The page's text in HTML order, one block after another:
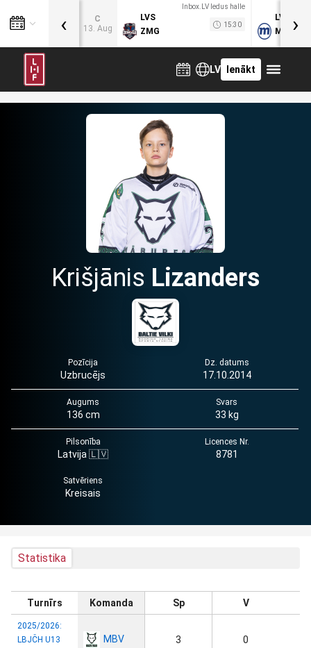
C
13. Aug
Inbox.LV ledus halle
LVS
ZMG
15:30
LVB
MOG
‹ ›
LV Ienākt
Krišjānis Lizanders
Pozīcija
Uzbrucējs
Dz. datums
17.10.2014
Augums
136 cm
Svars
33 kg
Pilsonība
Latvija 🇱🇻
Licences Nr.
8781
Satvēriens
Kreisais
Statistika
Turnīrs Komanda Sp V
2025/2026:
LBJČH U13
MBV 3 0